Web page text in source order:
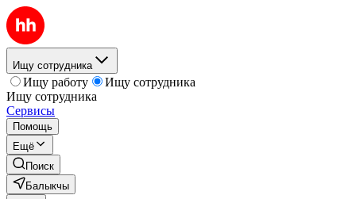
Ищу сотрудника
Ищу работу
Ищу сотрудника
Ищу сотрудника
Сервисы
Помощь
Ещё
Поиск
Балыкчы